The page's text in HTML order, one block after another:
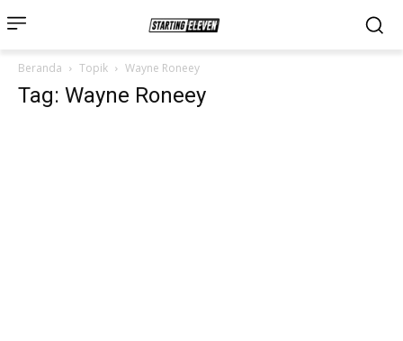
Beranda Topik Wayne Roneey
Tag: Wayne Roneey